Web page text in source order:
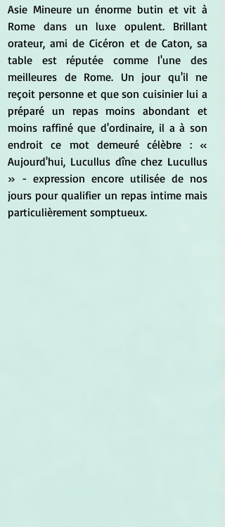
Asie Mineure un énorme butin et vit à
Rome dans un luxe opulent. Brillant
orateur, ami de Cicéron et de Caton, sa
table est réputée comme l'une des
meilleures de Rome. Un jour qu'il ne
reçoit personne et que son cuisinier lui a
préparé un repas moins abondant et
moins raffiné que d'ordinaire, il a à son
endroit ce mot demeuré célèbre : «
Aujourd'hui, Lucullus dîne chez Lucullus
» - expression encore utilisée de nos
jours pour qualifier un repas intime mais
particulièrement somptueux.